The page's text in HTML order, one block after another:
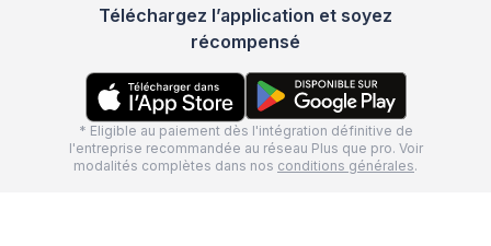
Téléchargez l’application et soyez
récompensé
* Eligible au paiement dès l'intégration définitive de
l'entreprise recommandée au réseau Plus que pro. Voir
modalités complètes dans nos conditions générales.